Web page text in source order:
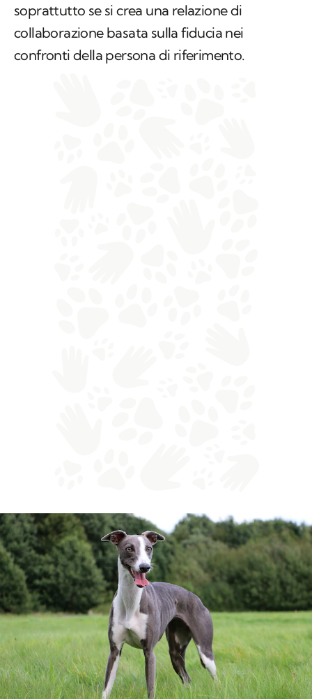
soprattutto se si crea una relazione di
collaborazione basata sulla fiducia nei
confronti della persona di riferimento.